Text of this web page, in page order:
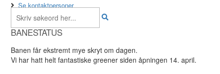
Se kontaktpersoner
BANESTATUS
Banen får ekstremt mye skryt om dagen.
Vi har hatt helt fantastiske greener siden åpningen 14. april.